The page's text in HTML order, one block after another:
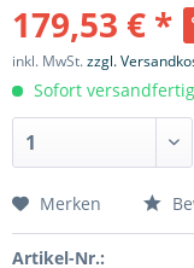
179,53 € *
inkl. MwSt.zzgl.
Sofort
Merken
Artikel-Nr.: